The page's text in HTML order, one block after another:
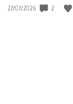
Data
27/07/2026 2